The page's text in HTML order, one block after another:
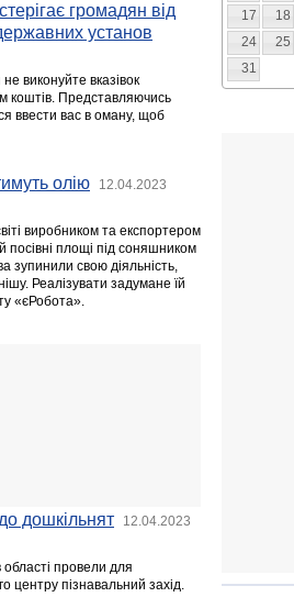
громадян від
установ
виконуйте вказівок
коштів. Представляючись
ввести вас в оману, щоб
олію
12.04.2023
виробником та експортером
посівні площі під соняшником
зупинили свою діяльність,
Реалізувати задумане їй
«єРобота».
дошкільнят
12.04.2023
області провели для
центру пізнавальний захід.
17
18
24
25
31